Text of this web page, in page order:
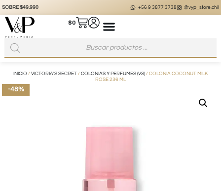
@vyp_store.chile vypstore.cl
$0
INICIO / VICTORIA'S SECRET / COLONIAS Y PERFUMES (VS) / COLONIA COCONUT MILK
ROSE 236 ML
-48%